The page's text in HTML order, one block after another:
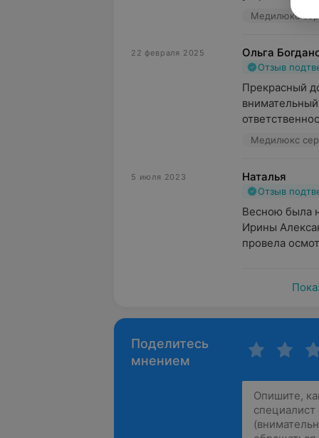
Медилюкс
22 февраля 2025 Ольга
Отзыв
Прекрасный
Медилюкс
5 июля 2023 Наталья
Отзыв
Весною была
Ирины
провела
Поделитесь
мнением